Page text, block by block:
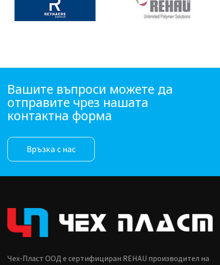
Вашите въпроси можете да
отправите чрез нашата
контактна форма
Връзка с нас
Чех-Пласт ООД е сертифициран REHAU производител на